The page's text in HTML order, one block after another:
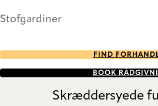
Stofgardiner
FIND
BOOK
Skræddersyede